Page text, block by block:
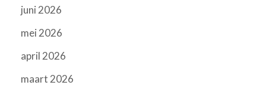
juni 2026
mei 2026
april 2026
maart 2026